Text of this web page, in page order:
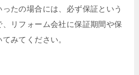
たの場合には、必ず保証という
、リフォーム会社に保証期間や保
みてください。